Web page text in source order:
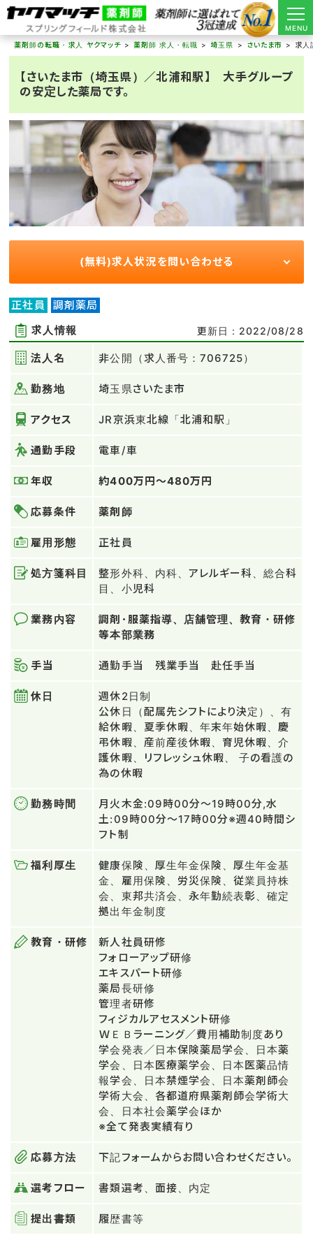
MENU
薬剤師の転職・求人 ヤクマッチ
薬剤師 求人・転職 埼玉県 さいたま市 求人
【さいたま市（埼玉県）／北浦和駅】 大手グループ
の安定した薬局です。
(無料)求人状況を問い合わせる
正社員
調剤薬局
求人情報
更新日：2022/08/28
法人名 非公開（求人番号：706725）
勤務地 埼玉県さいたま市
アクセス JR京浜東北線「北浦和駅」
通勤手段 電車/車
年収 約400万円～480万円
応募条件 薬剤師
雇用形態 正社員
処方箋科目
整形外科、内科、アレルギー科、総合科
目、小児科
業務内容
調剤･服薬指導、店舗管理、教育・研修
等本部業務
手当 通勤手当 残業手当 赴任手当
休日
週休2日制
公休日（配属先シフトにより決定）、有
給休暇、夏季休暇、年末年始休暇、慶
弔休暇、産前産後休暇、育児休暇、介
護休暇、リフレッシュ休暇、 子の看護の
為の休暇
勤務時間
月火木金:09時00分～19時00分,水
土:09時00分～17時00分※週40時間シ
フト制
福利厚生
健康保険、厚生年金保険、厚生年金基
金、雇用保険、労災保険、従業員持株
会、東邦共済会、永年勤続表彰、確定
拠出年金制度
教育・研修
新人社員研修
フォローアップ研修
エキスパート研修
薬局長研修
管理者研修
フィジカルアセスメント研修
ＷＥＢラーニング／費用補助制度あり
学会発表／日本保険薬局学会、日本薬
学会、日本医療薬学会、日本医薬品情
報学会、日本禁煙学会、日本薬剤師会
学術大会、各都道府県薬剤師会学術大
会、日本社会薬学会ほか
※全て発表実績有り
応募方法 下記フォームからお問い合わせください。
選考フロー 書類選考、面接、内定
提出書類 履歴書等